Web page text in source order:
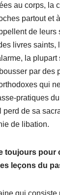
au corps, la
partout et
de leurs
livres saints,
la plupart
par des
qui
pratiques
perd de sa
de libation.
toujours pour
leçons du
qui consiste